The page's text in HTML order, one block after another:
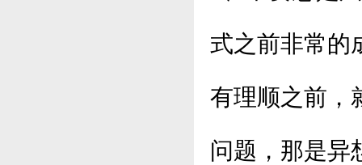
式之前非常的
有理顺之前，
问题，那是异